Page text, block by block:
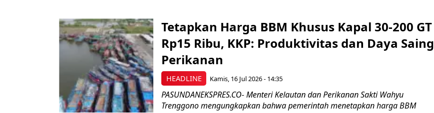
HEADLINE
Tetapkan Harga BBM Khusus Kapal 30-200 GT
Rp15 Ribu, KKP: Produktivitas dan Daya Saing
Perikanan
Kamis, 16 Jul 2026 - 14:35
PASUNDANEKSPRES.CO- Menteri Kelautan dan Perikanan Sakti Wahyu
Trenggono mengungkapkan bahwa pemerintah menetapkan harga BBM